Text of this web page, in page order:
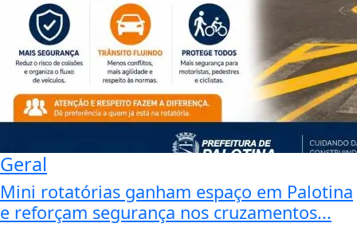
Geral
Mini rotatórias ganham espaço em Palotina
e reforçam segurança nos cruzamentos...